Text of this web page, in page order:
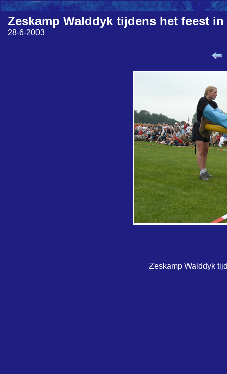
Zeskamp Walddyk tijdens het feest in
28-6-2003
Zeskamp Walddyk